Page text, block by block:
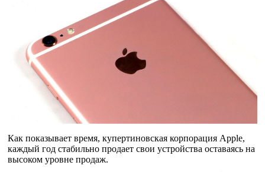
Как показывает время, купертиновская корпорация Apple,
каждый год стабильно продает свои устройства оставаясь на
высоком уровне продаж.